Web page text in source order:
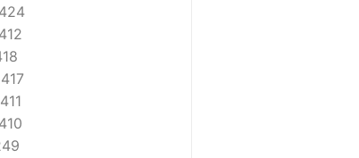
24
12
18
17
11
10
9